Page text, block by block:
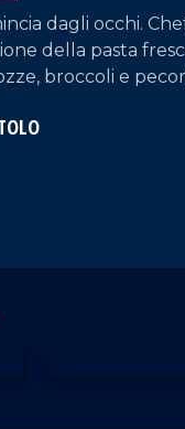
dagli occhi.
della pasta
broccoli e